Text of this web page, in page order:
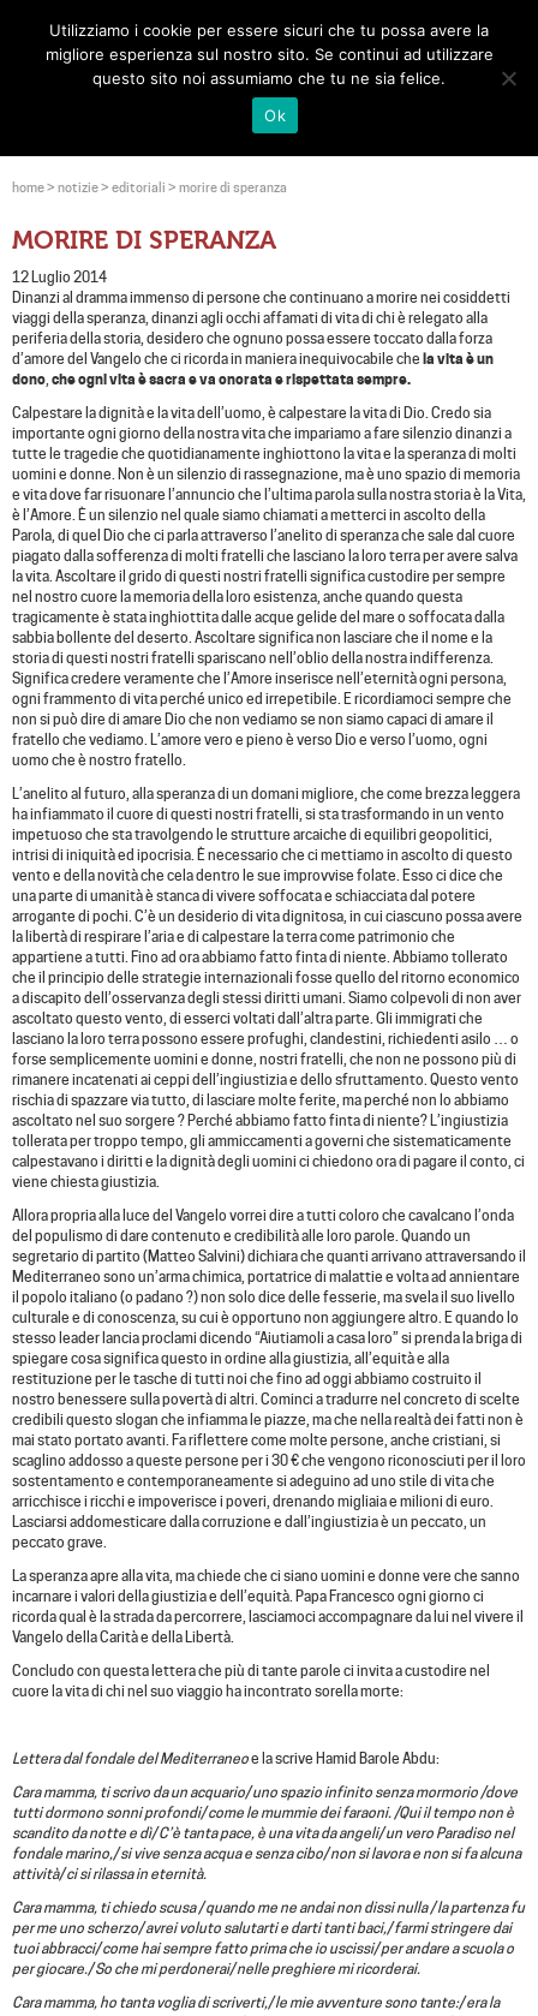
Toggle
home> notizie> editoriali > morire di speranza
MORIRE DI SPERANZA
12 Luglio 2014
Dinanzi al dramma immenso di persone che continuano a morire nei cosiddetti
viaggi della speranza, dinanzi agli occhi affamati di vita di chi è relegato alla
periferia della storia, desidero che ognuno possa essere toccato dalla forza
d’amore del Vangelo che ci ricorda in maniera inequivocabile che la vita è un
dono, che ogni vita è sacra e va onorata e rispettata sempre.
Calpestare la dignità e la vita dell’uomo, è calpestare la vita di Dio. Credo sia
importante ogni giorno della nostra vita che impariamo a fare silenzio dinanzi a
tutte le tragedie che quotidianamente inghiottono la vita e la speranza di molti
uomini e donne. Non è un silenzio di rassegnazione, ma è uno spazio di memoria
e vita dove far risuonare l’annuncio che l’ultima parola sulla nostra storia è la Vita,
è l’Amore. È un silenzio nel quale siamo chiamati a metterci in ascolto della
Parola, di quel Dio che ci parla attraverso l’anelito di speranza che sale dal cuore
piagato dalla sofferenza di molti fratelli che lasciano la loro terra per avere salva
la vita. Ascoltare il grido di questi nostri fratelli significa custodire per sempre
nel nostro cuore la memoria della loro esistenza, anche quando questa
tragicamente è stata inghiottita dalle acque gelide del mare o soffocata dalla
sabbia bollente del deserto. Ascoltare significa non lasciare che il nome e la
storia di questi nostri fratelli spariscano nell’oblio della nostra indifferenza.
Significa credere veramente che l’Amore inserisce nell’eternità ogni persona,
ogni frammento di vita perché unico ed irrepetibile. E ricordiamoci sempre che
non si può dire di amare Dio che non vediamo se non siamo capaci di amare il
fratello che vediamo. L’amore vero e pieno è verso Dio e verso l’uomo, ogni
uomo che è nostro fratello.
L’anelito al futuro, alla speranza di un domani migliore, che come brezza leggera
ha infiammato il cuore di questi nostri fratelli, si sta trasformando in un vento
impetuoso che sta travolgendo le strutture arcaiche di equilibri geopolitici,
intrisi di iniquità ed ipocrisia. È necessario che ci mettiamo in ascolto di questo
vento e della novità che cela dentro le sue improvvise folate. Esso ci dice che
una parte di umanità è stanca di vivere soffocata e schiacciata dal potere
arrogante di pochi. C’è un desiderio di vita dignitosa, in cui ciascuno possa avere
la libertà di respirare l’aria e di calpestare la terra come patrimonio che
appartiene a tutti. Fino ad ora abbiamo fatto finta di niente. Abbiamo tollerato
che il principio delle strategie internazionali fosse quello del ritorno economico
a discapito dell’osservanza degli stessi diritti umani. Siamo colpevoli di non aver
ascoltato questo vento, di esserci voltati dall’altra parte. Gli immigrati che
lasciano la loro terra possono essere profughi, clandestini, richiedenti asilo … o
forse semplicemente uomini e donne, nostri fratelli, che non ne possono più di
rimanere incatenati ai ceppi dell’ingiustizia e dello sfruttamento. Questo vento
rischia di spazzare via tutto, di lasciare molte ferite, ma perché non lo abbiamo
ascoltato nel suo sorgere ? Perché abbiamo fatto finta di niente? L’ingiustizia
tollerata per troppo tempo, gli ammiccamenti a governi che sistematicamente
calpestavano i diritti e la dignità degli uomini ci chiedono ora di pagare il conto, ci
viene chiesta giustizia.
Allora propria alla luce del Vangelo vorrei dire a tutti coloro che cavalcano l’onda
del populismo di dare contenuto e credibilità alle loro parole. Quando un
segretario di partito (Matteo Salvini) dichiara che quanti arrivano attraversando il
Mediterraneo sono un’arma chimica, portatrice di malattie e volta ad annientare
il popolo italiano (o padano ?) non solo dice delle fesserie, ma svela il suo livello
culturale e di conoscenza, su cui è opportuno non aggiungere altro. E quando lo
stesso leader lancia proclami dicendo “Aiutiamoli a casa loro” si prenda la briga di
spiegare cosa significa questo in ordine alla giustizia, all’equità e alla
restituzione per le tasche di tutti noi che fino ad oggi abbiamo costruito il
nostro benessere sulla povertà di altri. Cominci a tradurre nel concreto di scelte
credibili questo slogan che infiamma le piazze, ma che nella realtà dei fatti non è
mai stato portato avanti. Fa riflettere come molte persone, anche cristiani, si
scaglino addosso a queste persone per i 30 € che vengono riconosciuti per il loro
sostentamento e contemporaneamente si adeguino ad uno stile di vita che
arricchisce i ricchi e impoverisce i poveri, drenando migliaia e milioni di euro.
Lasciarsi addomesticare dalla corruzione e dall’ingiustizia è un peccato, un
peccato grave.
La speranza apre alla vita, ma chiede che ci siano uomini e donne vere che sanno
incarnare i valori della giustizia e dell’equità. Papa Francesco ogni giorno ci
ricorda qual è la strada da percorrere, lasciamoci accompagnare da lui nel vivere il
Vangelo della Carità e della Libertà.
Concludo con questa lettera che più di tante parole ci invita a custodire nel
cuore la vita di chi nel suo viaggio ha incontrato sorella morte:
Lettera dal fondale del Mediterraneoe la scrive Hamid Barole Abdu:
Cara mamma, ti scrivo da un acquario/ uno spazio infinito senza mormorio /dove
tutti dormono sonni profondi/ come le mummie dei faraoni. /Qui il tempo non è
scandito da notte e dì/ C’è tanta pace, è una vita da angeli/ un vero Paradiso nel
fondale marino,/ si vive senza acqua e senza cibo/ non si lavora e non si fa alcuna
attività/ ci si rilassa in eternità.
Cara mamma, ti chiedo scusa / quando me ne andai non dissi nulla / la partenza fu
per me uno scherzo/ avrei voluto salutarti e darti tanti baci,/ farmi stringere dai
tuoi abbracci/ come hai sempre fatto prima che io uscissi/ per andare a scuola o
per giocare./ So che mi perdonerai/ nelle preghiere mi ricorderai.
Cara mamma, ho tanta voglia di scriverti,/ le mie avventure sono tante:/ era la
Utilizziamo i cookie per essere sicuri che tu possa avere la
migliore esperienza sul nostro sito. Se continui ad utilizzare
questo sito noi assumiamo che tu ne sia felice.
Ok